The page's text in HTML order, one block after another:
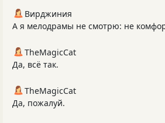
Вирджиния
А я мелодрамы не смотрю: не
TheMagicCat
Да, всё так.
TheMagicCat
Да, пожалуй.